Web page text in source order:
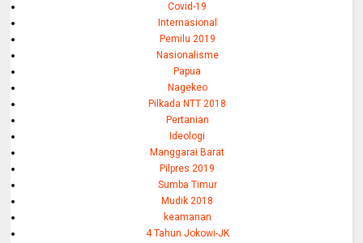
Covid-19
Internasional
Pemilu 2019
Nasionalisme
Papua
Nagekeo
Pilkada NTT 2018
Pertanian
Ideologi
Manggarai Barat
Pilpres 2019
Sumba Timur
Mudik 2018
keamanan
4 Tahun Jokowi-JK